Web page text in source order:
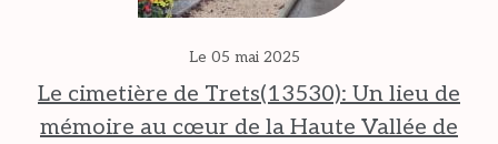
Le 05 mai 2025
Le cimetière de Trets(13530): Un lieu de
mémoire au cœur de la Haute Vallée de